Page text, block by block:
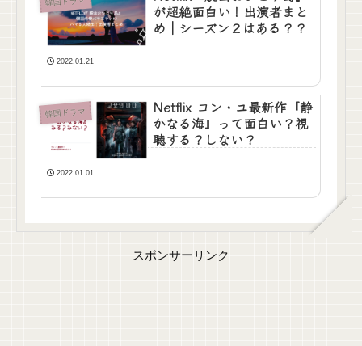
が超絶面白い！出演者まと
め｜シーズン２はある？？
2022.01.21
韓国ドラマ
Netflix コン・ユ最新作『静
かなる海』って面白い？視
聴する？しない？
2022.01.01
スポンサーリンク